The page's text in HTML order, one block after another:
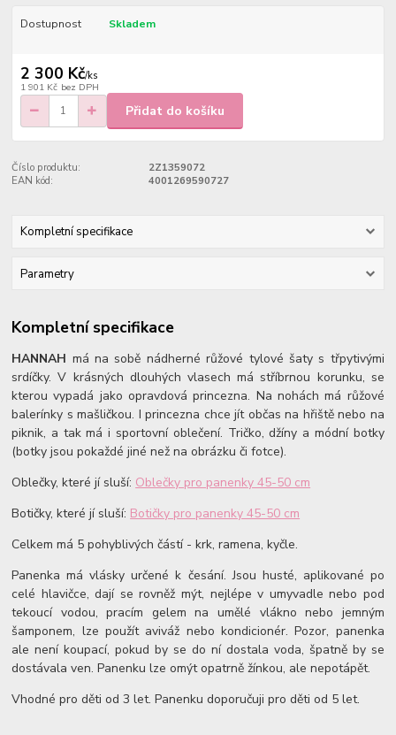
Dostupnost Skladem
2 300 Kč/ks
1 901 Kč bez DPH
Přidat do košíku
Číslo produktu:
2Z1359072
EAN kód:
4001269590727
Kompletní specifikace
Parametry
Kompletní specifikace
HANNAH má na sobě nádherné růžové tylové šaty s třpytivými
srdíčky. V krásných dlouhých vlasech má stříbrnou korunku, se
kterou vypadá jako opravdová princezna. Na nohách má růžové
balerínky s mašličkou. I princezna chce jít občas na hřiště nebo na
piknik, a tak má i sportovní oblečení. Tričko, džíny a módní botky
(botky jsou pokaždé jiné než na obrázku či fotce).
Oblečky, které jí sluší: Oblečky pro panenky 45-50 cm
Botičky, které jí sluší: Botičky pro panenky 45-50 cm
Celkem má 5 pohyblivých částí - krk, ramena, kyčle.
Panenka má vlásky určené k česání. Jsou husté, aplikované po
celé hlavičce, dají se rovněž mýt, nejlépe v umyvadle nebo pod
tekoucí vodou, pracím gelem na umělé vlákno nebo jemným
šamponem, lze použít aviváž nebo kondicionér. Pozor, panenka
ale není koupací, pokud by se do ní dostala voda, špatně by se
dostávala ven. Panenku lze omýt opatrně žínkou, ale nepotápět.
Vhodné pro děti od 3 let. Panenku doporučuji pro děti od 5 let.